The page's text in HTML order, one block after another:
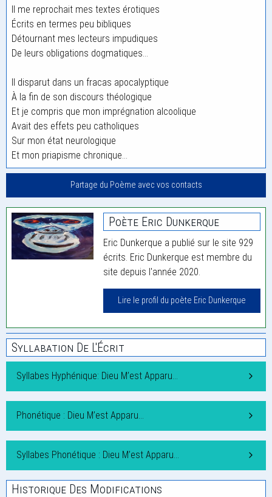
Il me reprochait mes textes érotiques
Écrits en termes peu bibliques
Détournant mes lecteurs impudiques
De leurs obligations dogmatiques…
Il disparut dans un fracas apocalyptique
À la fin de son discours théologique
Et je compris que mon imprégnation alcoolique
Avait des effets peu catholiques
Sur mon état neurologique
Et mon priapisme chronique…
Partage du Poème avec vos contacts
Poète Eric Dunkerque
Eric Dunkerque a publié sur le site 929
écrits. Eric Dunkerque est membre du
site depuis l'année 2020.
Lire le profil du poète Eric Dunkerque
Syllabation De L'Écrit
Syllabes Hyphénique: Dieu M’est Apparu…
Phonétique : Dieu M’est Apparu…
Syllabes Phonétique : Dieu M’est Apparu…
Historique Des Modifications